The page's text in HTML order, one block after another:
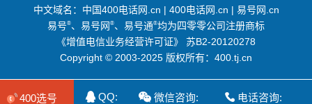
中文域名： 中国400电话网.cn | 400电话网.cn | 易号网.cn
易号®、易号网®、易号通®均为四零零公司注册商标
《增值电信业务经营许可证》
苏B2-20120278
Copyright © 2003-2025 版权所有：400.tj.cn
400选号 QQ: 微信咨询: 电话咨询: